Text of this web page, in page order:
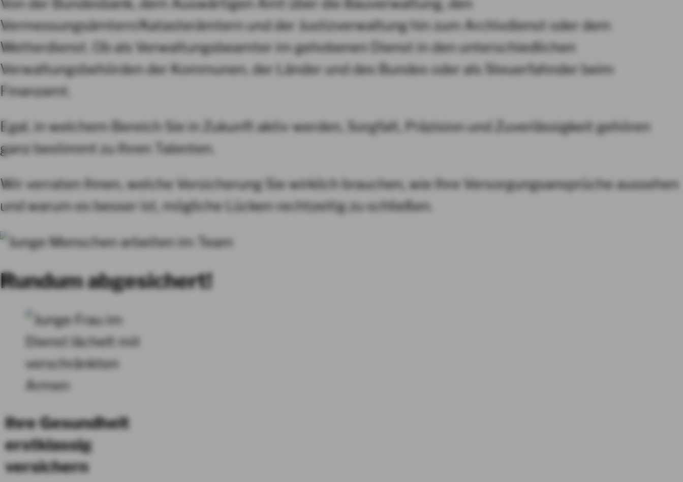
Von der Bundesbank, dem Auswärtigen Amt über die Bauverwaltung, den
Vermessungsämtern/Katasterämtern und der Justizverwaltung hin zum Archivdienst oder dem
Wetterdienst. Ob als Verwaltungsbeamter im gehobenen Dienst in den unterschiedlichen
Verwaltungsbehörden der Kommunen, der Länder und des Bundes oder als Steuerfahnder beim
Finanzamt.
Egal, in welchem Bereich Sie in Zukunft aktiv werden, Sorgfalt, Präzision und Zuverlässigkeit gehören
ganz bestimmt zu Ihren Talenten.
Wir verraten Ihnen, welche Versicherung Sie wirklich brauchen, wie Ihre Versorgungsansprüche aussehen
und warum es besser ist, mögliche Lücken rechtzeitig zu schließen.
Rundum abgesichert!
Ihre Gesundheit
erstklassig
versichern